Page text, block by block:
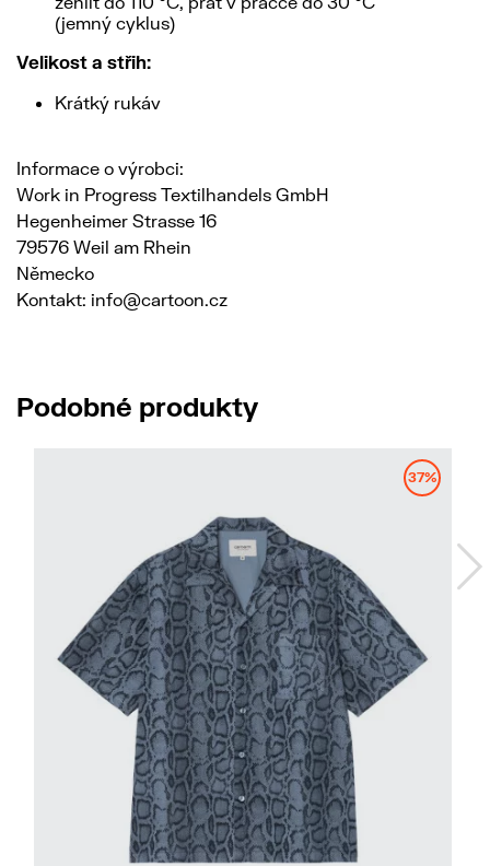
(jemný cyklus)
Velikost a střih:
Krátký rukáv
Informace o výrobci:
Work in Progress Textilhandels GmbH
Hegenheimer Strasse 16
79576 Weil am Rhein
Německo
Kontakt: info@cartoon.cz
Podobné produkty
37%